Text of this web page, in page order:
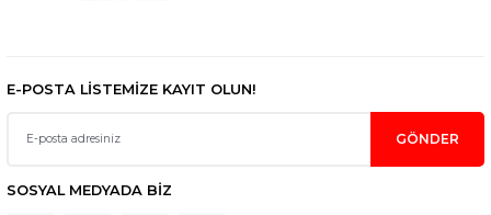
E-POSTA LİSTEMİZE KAYIT OLUN!
GÖNDER
SOSYAL MEDYADA BİZ